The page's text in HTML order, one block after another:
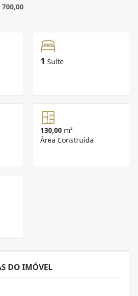
700,00
1 Suíte
130,00 m²
Área Construída
DO IMÓVEL